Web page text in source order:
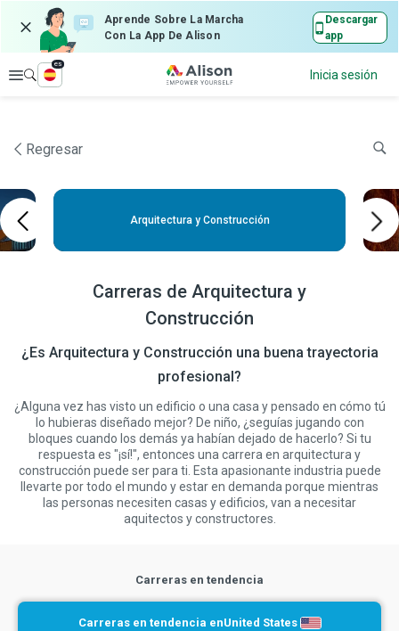
Aprende Sobre La Marcha
Con La App De Alison
Descargar
app
Explorar
es
Inicia sesión
Regresar
Arquitectura y Construcción
Carreras de Arquitectura y
Construcción
¿Es Arquitectura y Construcción una buena trayectoria
profesional?
¿Alguna vez has visto un edificio o una casa y pensado en cómo tú
lo hubieras diseñado mejor? De niño, ¿seguías jugando con
bloques cuando los demás ya habían dejado de hacerlo? Si tu
respuesta es "¡sí!", entonces una carrera en arquitectura y
construcción puede ser para ti. Esta apasionante industria puede
llevarte por todo el mundo y estar en demanda porque mientras
las personas necesiten casas y edificios, van a necesitar
aquitectos y constructores.
Carreras en tendencia
Carreras en tendencia enUnited States